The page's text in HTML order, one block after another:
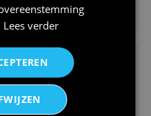
Lees verder